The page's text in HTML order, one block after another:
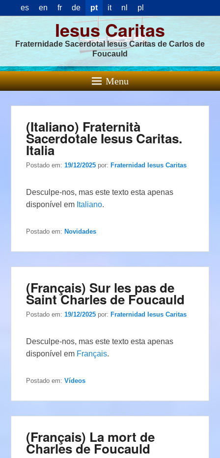
es en fr de pt it nl pl
Iesus Caritas
Fraternidade Sacerdotal Iesus Caritas de Carlos de
Foucauld
Menu
(Italiano) Fraternità
Sacerdotale Iesus Caritas.
Italia
Postado em:19/12/2025 por: Fraternidad Iesus Caritas
Desculpe-nos, mas este texto esta apenas
disponível em Italiano.
Postado em: Novidades
(Français) Sur les pas de
Saint Charles de Foucauld
Postado em:19/12/2025 por:Fraternidad Iesus Caritas
Desculpe-nos, mas este texto esta apenas
disponível em Français.
Postado em: Vídeos
(Français) La mort de
Charles de Foucauld